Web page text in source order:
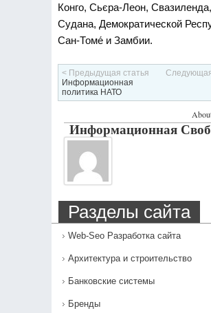
Конго, Сьєра-Леон, Свазиленда,
Судана, Демократической
Сан-Томе́ и Замбии.
< Предыдущая статья
Информационная
политика НАТО
Информационная
Разделы сайта
Web-Seo Разработка сайта
Архитектура и строительство
Банковские системы
Бренды